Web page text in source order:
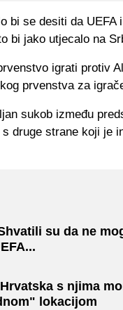
bi se desiti da UEFA
bi jako utjecalo na
igrati protiv
prvenstva za
sukob između
druge strane koji je
su da ne
s njima
lokacijom